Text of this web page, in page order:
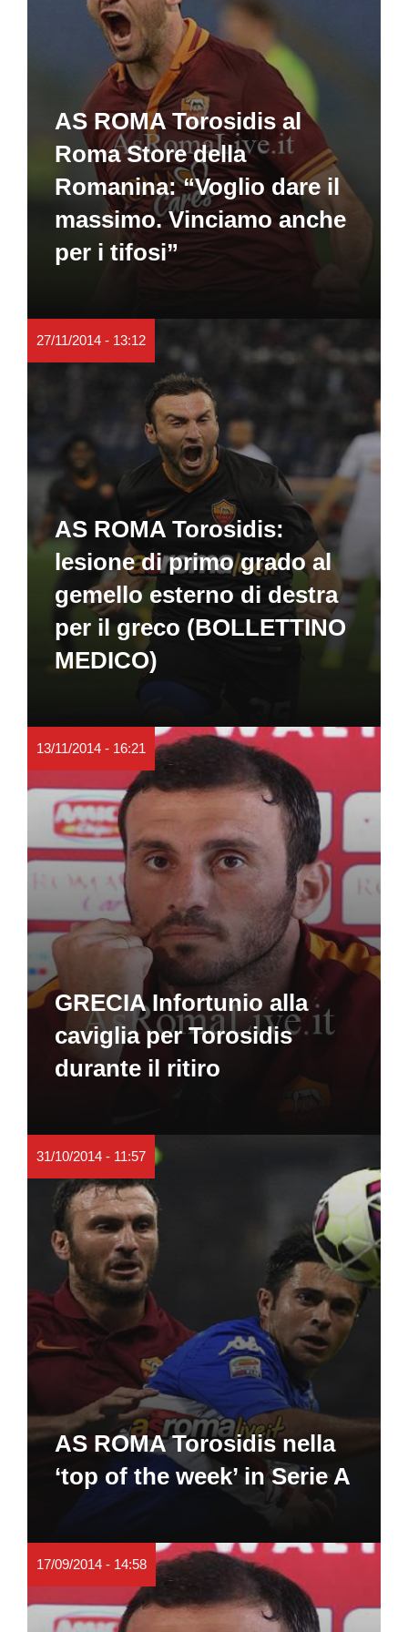
AS ROMA Torosidis al
Roma Store della
Romanina: “Voglio dare il
massimo. Vinciamo anche
per i tifosi”
27/11/2014 - 13:12
AS ROMA Torosidis:
lesione di primo grado al
gemello esterno di destra
per il greco (BOLLETTINO
MEDICO)
13/11/2014 - 16:21
GRECIA Infortunio alla
caviglia per Torosidis
durante il ritiro
31/10/2014 - 11:57
AS ROMA Torosidis nella
‘top of the week’ in Serie A
17/09/2014 - 14:58